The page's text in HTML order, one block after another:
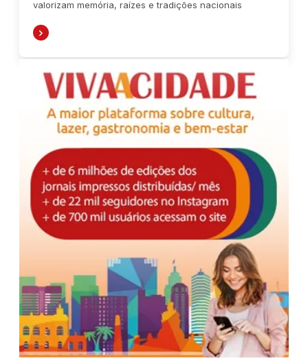
valorizam memória, raízes e tradições nacionais